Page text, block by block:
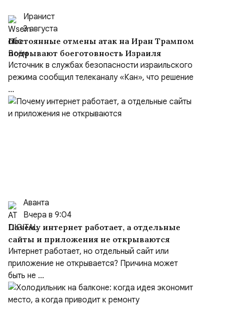
Иранист
3 августа
Постоянные отмены атак на Иран Трампом
подрывают боеготовность Израиля
Источник в службах безопасности израильского
режима сообщил телеканалу «Кан», что решение
...
Аванта
Вчера в 9:04
Почему интернет работает, а отдельные
сайты и приложения не открываются
Интернет работает, но отдельный сайт или
приложение не открывается? Причина может
быть не ...